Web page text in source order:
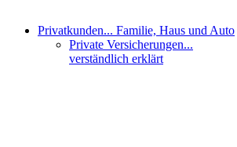
Privatkunden... Familie, Haus und Auto
Private Versicherungen...
verständlich erklärt